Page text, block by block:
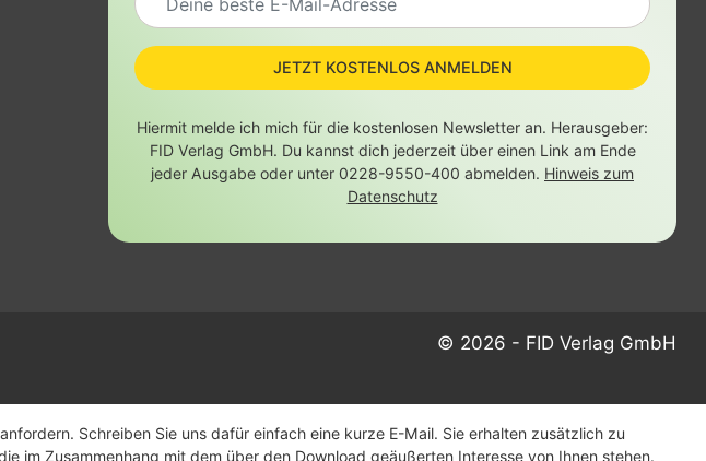
JETZT KOSTENLOS ANMELDEN
Hiermit melde ich mich für die kostenlosen Newsletter an. Herausgeber:
FID Verlag GmbH. Du kannst dich jederzeit über einen Link am Ende
jeder Ausgabe oder unter 0228-9550-400 abmelden. Hinweis zum
Datenschutz
© 2026 - FID Verlag GmbH
Schreiben Sie uns dafür einfach eine kurze E-Mail. Sie erhalten zusätzlich zu
im Zusammenhang mit dem über den Download geäußerten Interesse von Ihnen stehen.